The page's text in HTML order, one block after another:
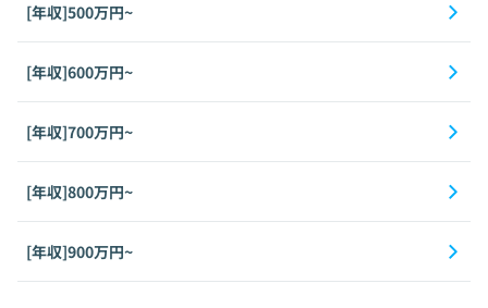
[年収]500万円~
[年収]600万円~
[年収]700万円~
[年収]800万円~
[年収]900万円~